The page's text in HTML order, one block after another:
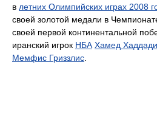
в летних Олимпийских играх 2008
своей золотой медали в
своей первой континентальной
иранский игрок НБА Хамед Хаддади
Мемфис Гриззлис.